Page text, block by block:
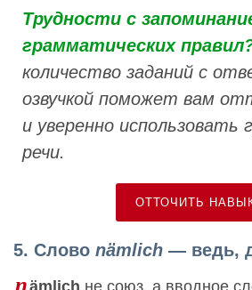
Трудности с
грамматических
количество заданий с
озвучкой поможет вам
и уверенно использовать
речи.
ОТТОЧИТЬ
5. Слово nämlich — ведь,
nämlich не союз, а вводное